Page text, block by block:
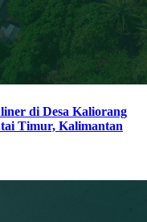
di Desa Kaliorang
Timur, Kalimantan